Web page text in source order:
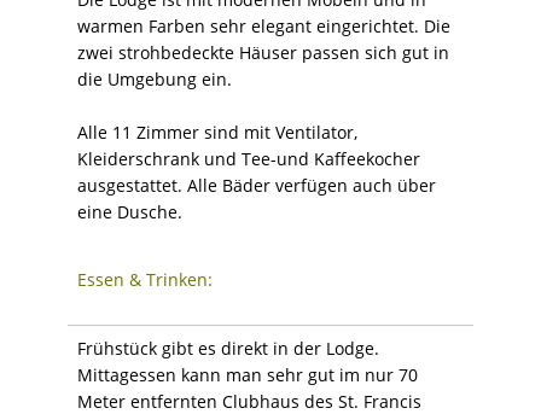
warmen Farben sehr elegant eingerichtet. Die
zwei strohbedeckte Häuser passen sich gut in
die Umgebung ein.
Alle 11 Zimmer sind mit Ventilator,
Kleiderschrank und Tee-und Kaffeekocher
ausgestattet. Alle Bäder verfügen auch über
eine Dusche.
Essen & Trinken:
Frühstück gibt es direkt in der Lodge.
Mittagessen kann man sehr gut im nur 70
Meter entfernten Clubhaus des St. Francis